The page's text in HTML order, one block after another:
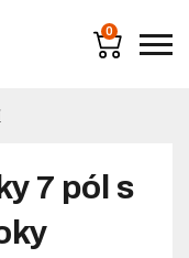
0
7 pól s